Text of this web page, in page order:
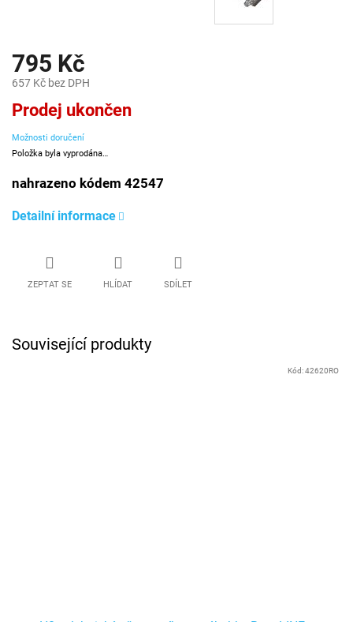
795 Kč
657 Kč bez DPH
Měrná
cena:
Prodej ukončen
Možnosti doručení
Položka byla vyprodána…
nahrazeno kódem 42547
Detailní informace
ZEPTAT SE HLÍDAT SDÍLET
Související produkty
Kód:42620RO